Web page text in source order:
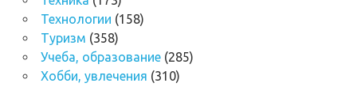
Технологии (158)
Туризм (358)
Учеба, образование(285)
Хобби, увлечения (310)